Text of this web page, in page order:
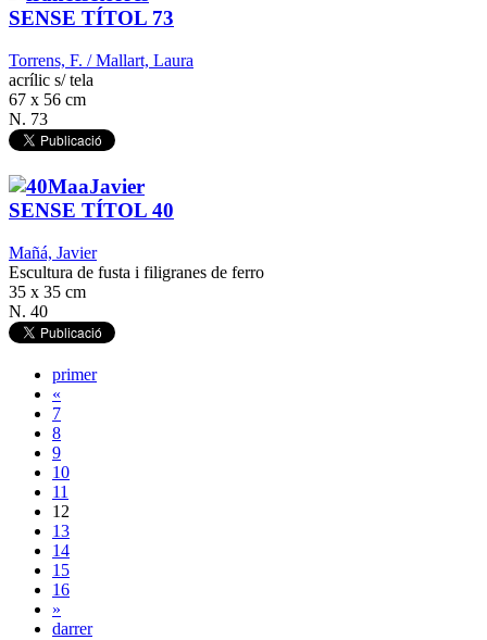
SENSE TÍTOL 73
Torrens, F. / Mallart, Laura
acrílic s/ tela
67 x 56 cm
N. 73
SENSE TÍTOL 40
Mañá, Javier
Escultura de fusta i filigranes de ferro
35 x 35 cm
N. 40
primer
«
7
8
9
10
11
12
13
14
15
16
»
darrer